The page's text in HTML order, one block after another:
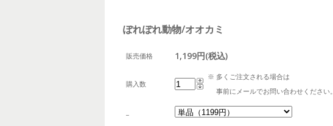
ぽれぽれ動物/オオカミ
販売価格 1,199円(税込)
購入数
※ 多くご注文される場合は
事前にメールでお問い合わせください。